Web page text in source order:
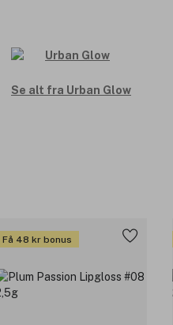
Se alt fra Urban Glow
Få 48 kr bonus